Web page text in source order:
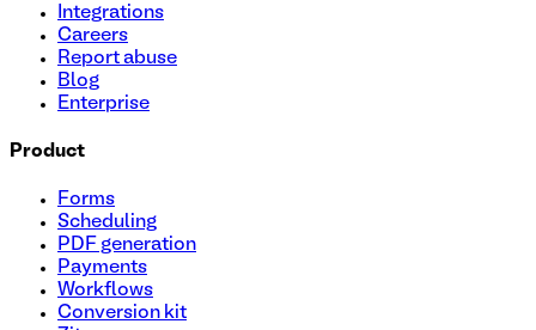
Integrations
Careers
Report abuse
Blog
Enterprise
Product
Forms
Scheduling
PDF generation
Payments
Workflows
Conversion kit